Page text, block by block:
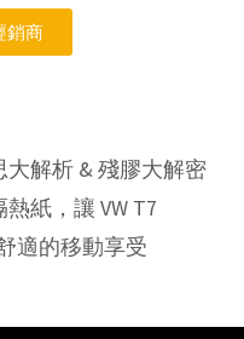
銷商
大解析 & 殘膠大解密
熱紙，讓 VW T7
適的移動享受